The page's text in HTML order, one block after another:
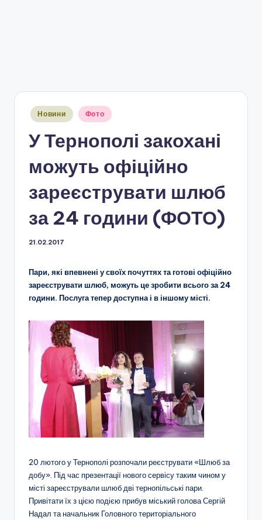
Опубліковано
Новини Фото
У Тернополі закохані
можуть офіційно
зареєструвати шлюб
за 24 години (ФОТО)
21.02.2017
Пари, які впевнені у своїх почуттях та готові офіційно
зареєструвати шлюб, можуть це зробити всього за 24
години. Послуга тепер доступна і в іншому місті.
20 лютого у Тернополі розпочали реєструвати «Шлюб за
добу». Під час презентації нового сервісу таким чином у
місті зареєстрували шлюб дві тернопільські пари.
Привітати їх з цією подією прибув міський голова Сергій
Надал та начальник Головного територіального